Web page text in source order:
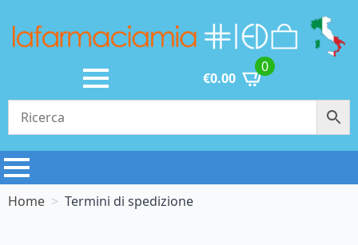
€0.00
0
Home Termini di spedizione